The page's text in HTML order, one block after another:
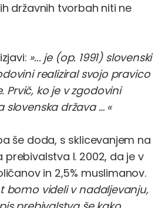
državnih tvorbah niti ne
»... je (op. 1991) slovenski
realiziral svojo pravico
ko je v zgodovini
država … «
še doda, s sklicevanjem na
l. 2002, da je v
in 2,5% muslimanov.
bomo videli v nadaljevanju,